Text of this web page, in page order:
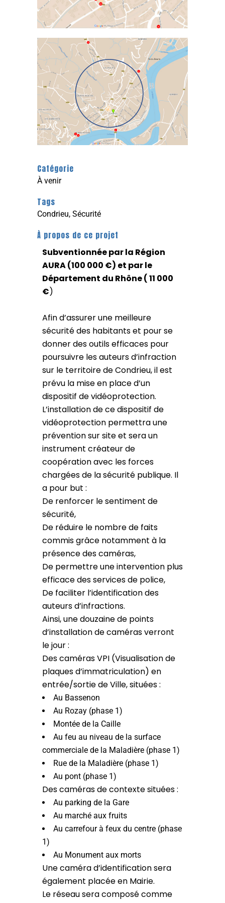
Catégorie
À venir
Tags
Condrieu, Sécurité
À propos de ce projet
Subventionnée par la Région
AURA (100 000 €) et par le
Département du Rhône ( 11 000
€)
Afin d’assurer une meilleure
sécurité des habitants et pour se
donner des outils efficaces pour
poursuivre les auteurs d’infraction
sur le territoire de Condrieu, il est
prévu la mise en place d’un
dispositif de vidéoprotection.
L’installation de ce dispositif de
vidéoprotection permettra une
prévention sur site et sera un
instrument créateur de
coopération avec les forces
chargées de la sécurité publique. Il
a pour but :
De renforcer le sentiment de
sécurité,
De réduire le nombre de faits
commis grâce notamment à la
présence des caméras,
De permettre une intervention plus
efficace des services de police,
De faciliter l’identification des
auteurs d’infractions.
Ainsi, une douzaine de points
d’installation de caméras verront
le jour :
Des caméras VPI (Visualisation de
plaques d’immatriculation) en
entrée/sortie de Ville, situées :
Au Bassenon
Au Rozay (phase 1)
Montée de la Caille
Au feu au niveau de la surface
commerciale de la Maladière (phase 1)
Rue de la Maladière (phase 1)
Au pont (phase 1)
Des caméras de contexte situées :
Au parking de la Gare
Au marché aux fruits
Au carrefour à feux du centre (phase
1)
Au Monument aux morts
Une caméra d’identification sera
également placée en Mairie.
Le réseau sera composé comme